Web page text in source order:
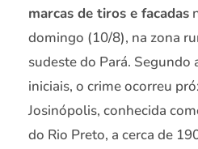
marcas de tiros e facadas
domingo (10/8), na zona
sudeste do Pará. Segundo
iniciais, o crime ocorreu
Josinópolis, conhecida
do Rio Preto, a cerca de